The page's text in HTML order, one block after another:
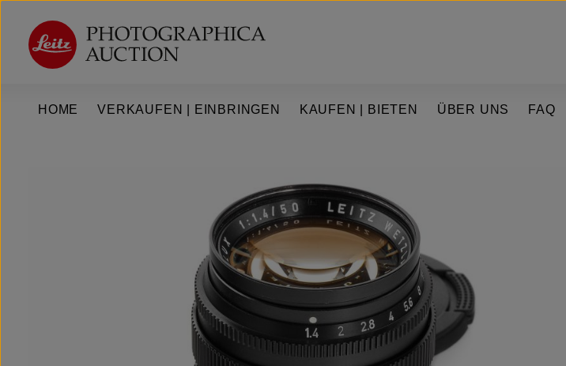
Hauptinhalt springen
Zur Hauptnavigation springen
HOME VERKAUFEN | EINBRINGEN KAUFEN | BIETEN ÜBER UNS FAQ